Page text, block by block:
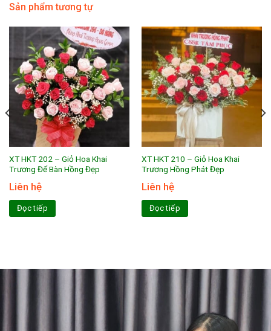
Sản phẩm tương tự
XT HKT 202 – Giỏ Hoa Khai
Trương Để Bàn Hồng Đẹp
Liên hệ
Đọc tiếp
XT HKT 210 – Giỏ Hoa Khai
Trương Hồng Phát Đẹp
Liên hệ
Đọc tiếp